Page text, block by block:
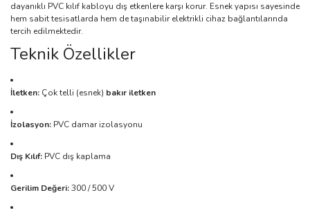
dayanıklı PVC kılıf kabloyu dış etkenlere karşı korur. Esnek yapısı sayesinde
hem sabit tesisatlarda hem de taşınabilir elektrikli cihaz bağlantılarında
tercih edilmektedir.
Teknik Özellikler
İletken: Çok telli (esnek) bakır iletken
İzolasyon: PVC damar izolasyonu
Dış Kılıf: PVC dış kaplama
Gerilim Değeri:300 / 500 V